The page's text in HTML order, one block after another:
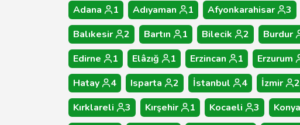
Adana 1 Adıyaman 1 Afyonkarahisar 3
Balıkesir
2 Bartın 1 Bilecik 2 Burdur
Edirne
1 Elâzığ 1 Erzincan 1 Erzurum
Hatay
4 Isparta 2 İstanbul 4 İzmir 2
Kırklareli
3 Kırşehir 1 Kocaeli 3 Konya